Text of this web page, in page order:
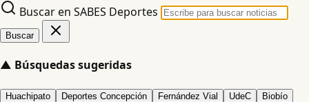
Buscar en SABES Deportes
Buscar
▲ Búsquedas sugeridas
Huachipato Deportes Concepción Fernández Vial UdeC Biobío